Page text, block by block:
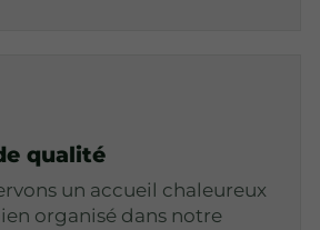
qualité
un accueil chaleureux
organisé dans notre